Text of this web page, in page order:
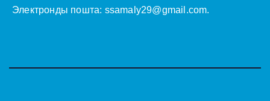
Электронды пошта: ssamaly29@gmail.com.